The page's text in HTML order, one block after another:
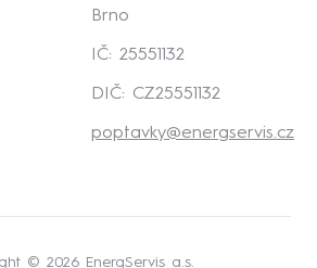
Brno
IČ: 25551132
DIČ: CZ25551132
poptavky@energservis.cz
© 2026 EnergServis a.s.